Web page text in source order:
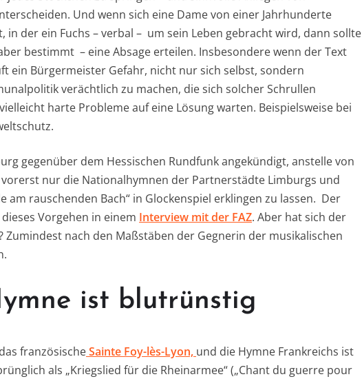
Und wenn sich eine Dame von einer Jahrhunderte
der ein Fuchs – verbal – um sein Leben gebracht wird, dann sollte
bestimmt – eine Absage erteilen. Insbesondere wenn der Text
ein Bürgermeister Gefahr, nicht nur sich selbst, sondern
verächtlich zu machen, die sich solcher Schrullen
harte Probleme auf eine Lösung warten. Beispielsweise bei
gegenüber dem Hessischen Rundfunk angekündigt, anstelle von
vorerst nur die Nationalhymnen der Partnerstädte Limburgs und
am rauschenden Bach“ in Glockenspiel erklingen zu lassen. Der
Vorgehen in einem Interview mit der FAZ. Aber hat sich der
Zumindest nach den Maßstäben der Gegnerin der musikalischen
ist blutrünstig
französischeSainte Foy-lès-Lyon, und die Hymne Frankreichs ist
als „Kriegslied für die Rheinarmee“ („Chant du guerre pour